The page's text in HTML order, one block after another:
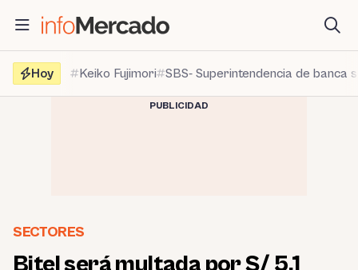
contenido
Hoy
Keiko Fujimori SBS- Superintendencia de banca
PUBLICIDAD
SECTORES
Bitel será multada por S/ 5.1